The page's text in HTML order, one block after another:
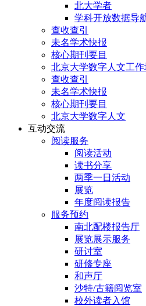
北大学者
学科开放数据导
查收查引
未名学术快报
核心期刊要目
北京大学数字人文工作
查收查引
未名学术快报
核心期刊要目
北京大学数字人文
互动交流
阅读服务
阅读活动
读书分享
两季一日活动
展览
年度阅读报告
服务预约
南北配楼报告厅
展览展示服务
研讨室
研修专座
和声厅
沙特/古籍阅览室
校外读者入馆